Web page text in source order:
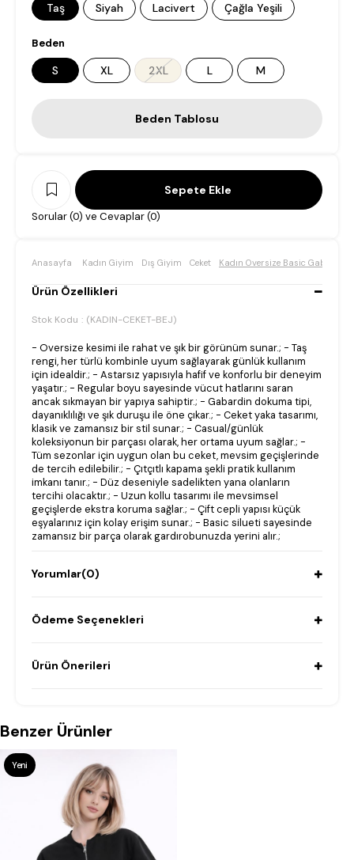
Taş Siyah Lacivert Çağla Yeşili
Beden
S XL 2XL L M
Beden Tablosu
Sorular (0) ve Cevaplar (0)
Anasayfa Kadın Giyim Dış Giyim Ceket Kadın Oversize Basic Gabardin
Ürün Özellikleri
Stok Kodu (KADIN-CEKET-BEJ)
- Oversize kesimi ile rahat ve şık bir görünüm sunar.; - Taş
rengi, her türlü kombinle uyum sağlayarak günlük kullanım
için idealdir.; - Astarsız yapısıyla hafif ve konforlu bir deneyim
yaşatır.; - Regular boyu sayesinde vücut hatlarını saran
ancak sıkmayan bir yapıya sahiptir.; - Gabardin dokuma tipi,
dayanıklılığı ve şık duruşu ile öne çıkar.; - Ceket yaka tasarımı,
klasik ve zamansız bir stil sunar.; - Casual/günlük
koleksiyonun bir parçası olarak, her ortama uyum sağlar.; -
Tüm sezonlar için uygun olan bu ceket, mevsim geçişlerinde
de tercih edilebilir.; - Çıtçıtlı kapama şekli pratik kullanım
imkanı tanır.; - Düz deseniyle sadelikten yana olanların
tercihi olacaktır.; - Uzun kollu tasarımı ile mevsimsel
geçişlerde ekstra koruma sağlar.; - Çift cepli yapısı küçük
eşyalarınız için kolay erişim sunar.; - Basic silueti sayesinde
zamansız bir parça olarak gardırobunuzda yerini alır.;
Yorumlar(0)
Ödeme Seçenekleri
Ürün Önerileri
Benzer Ürünler
Yeni